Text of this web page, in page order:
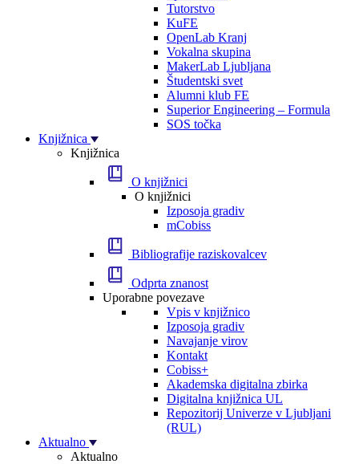
Tutorstvo
KuFE
OpenLab Kranj
Vokalna skupina
MakerLab Ljubljana
Študentski svet
Alumni klub FE
Superior Engineering – Formula
SOS točka
Knjižnica
Knjižnica
O knjižnici
O knjižnici
Izposoja gradiv
mCobiss
Bibliografije raziskovalcev
Odprta znanost
Uporabne povezave
Vpis v knjižnico
Izposoja gradiv
Navajanje virov
Kontakt
Cobiss+
Akademska digitalna zbirka
Digitalna knjižnica UL
Repozitorij Univerze v Ljubljani
(RUL)
Aktualno
Aktualno